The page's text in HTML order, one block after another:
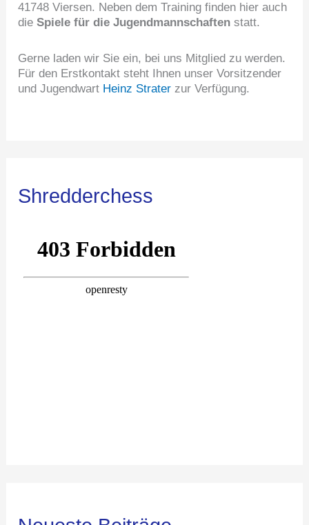
41748 Viersen. Neben dem Training finden hier auch
dieSpiele für die Jugendmannschaften statt.
Gerne laden wir Sie ein, bei uns Mitglied zu werden.
Für den Erstkontakt steht Ihnen unser Vorsitzender
und Jugendwart Heinz Strater zur Verfügung.
Shredderchess